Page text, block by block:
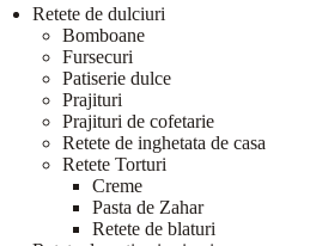
Retete de dulciuri
Bomboane
Fursecuri
Patiserie dulce
Prajituri
Prajituri de cofetarie
Retete de inghetata de casa
Retete Torturi
Creme
Pasta de Zahar
Retete de blaturi